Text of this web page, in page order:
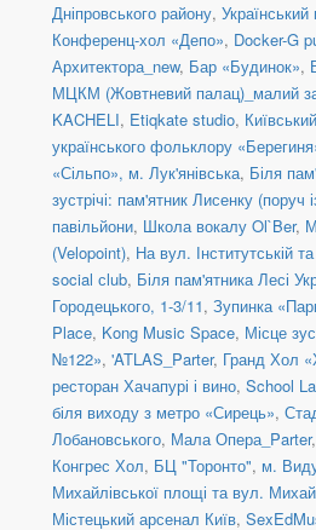
Дніпровського району,
Конференц-хол «Депо», Docker-G
Архитектора_new, Бар «Будинок»,
МЦКМ (Жовтневий палац)_малий
KACHELI, Etiqkate studio,
українського фольклору
«Сільпо», м. Лук'янівська, Біля
зустрічі: пам'ятник Лисенку (поруч
павільйони, Школа вокалу Ol`Ber,
(Velopoint), На вул. Інститутській
social сlub, Біля пам'ятника Лесі
Городецького, 1-3/11, Зупинка
Place, Kong Music Space, Місце
№122», 'ATLAS_Parter, Гранд Хол
ресторан Хачапурі і вино, School
біля виходу з метро «Сирець»,
Лобановського, Мала Опера_Parter,
Конгрес Хол, БЦ "Торонто", м.
Михайлівської площі та вул.
Містецький арсенал Київ,